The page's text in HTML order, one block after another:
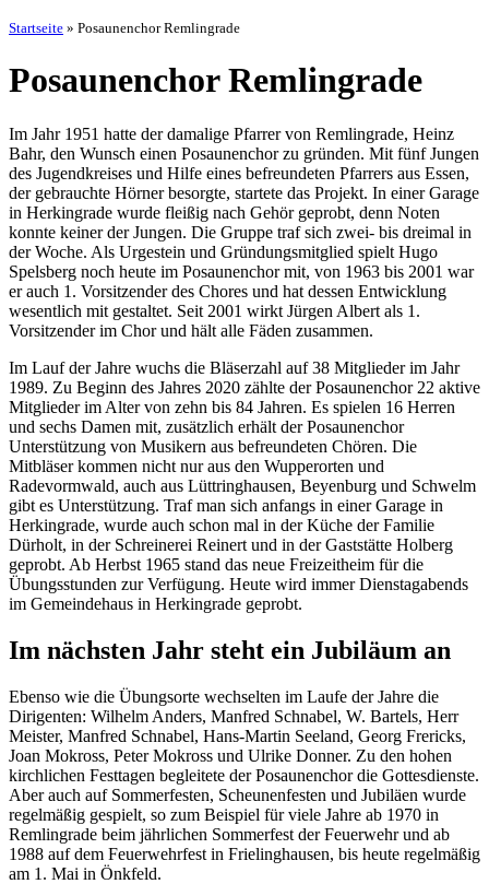
Startseite » Posaunenchor Remlingrade
Posaunenchor Remlingrade
Im Jahr 1951 hatte der damalige Pfarrer von Remlingrade, Heinz
Bahr, den Wunsch einen Posaunenchor zu gründen. Mit fünf Jungen
des Jugendkreises und Hilfe eines befreundeten Pfarrers aus Essen,
der gebrauchte Hörner besorgte, startete das Projekt. In einer Garage
in Herkingrade wurde fleißig nach Gehör geprobt, denn Noten
konnte keiner der Jungen. Die Gruppe traf sich zwei- bis dreimal in
der Woche. Als Urgestein und Gründungsmitglied spielt Hugo
Spelsberg noch heute im Posaunenchor mit, von 1963 bis 2001 war
er auch 1. Vorsitzender des Chores und hat dessen Entwicklung
wesentlich mit gestaltet. Seit 2001 wirkt Jürgen Albert als 1.
Vorsitzender im Chor und hält alle Fäden zusammen.
Im Lauf der Jahre wuchs die Bläserzahl auf 38 Mitglieder im Jahr
1989. Zu Beginn des Jahres 2020 zählte der Posaunenchor 22 aktive
Mitglieder im Alter von zehn bis 84 Jahren. Es spielen 16 Herren
und sechs Damen mit, zusätzlich erhält der Posaunenchor
Unterstützung von Musikern aus befreundeten Chören. Die
Mitbläser kommen nicht nur aus den Wupperorten und
Radevormwald, auch aus Lüttringhausen, Beyenburg und Schwelm
gibt es Unterstützung. Traf man sich anfangs in einer Garage in
Herkingrade, wurde auch schon mal in der Küche der Familie
Dürholt, in der Schreinerei Reinert und in der Gaststätte Holberg
geprobt. Ab Herbst 1965 stand das neue Freizeitheim für die
Übungsstunden zur Verfügung. Heute wird immer Dienstagabends
im Gemeindehaus in Herkingrade geprobt.
Im nächsten Jahr steht ein Jubiläum an
Ebenso wie die Übungsorte wechselten im Laufe der Jahre die
Dirigenten: Wilhelm Anders, Manfred Schnabel, W. Bartels, Herr
Meister, Manfred Schnabel, Hans-Martin Seeland, Georg Frericks,
Joan Mokross, Peter Mokross und Ulrike Donner. Zu den hohen
kirchlichen Festtagen begleitete der Posaunenchor die Gottesdienste.
Aber auch auf Sommerfesten, Scheunenfesten und Jubiläen wurde
regelmäßig gespielt, so zum Beispiel für viele Jahre ab 1970 in
Remlingrade beim jährlichen Sommerfest der Feuerwehr und ab
1988 auf dem Feuerwehrfest in Frielinghausen, bis heute regelmäßig
am 1. Mai in Önkfeld.